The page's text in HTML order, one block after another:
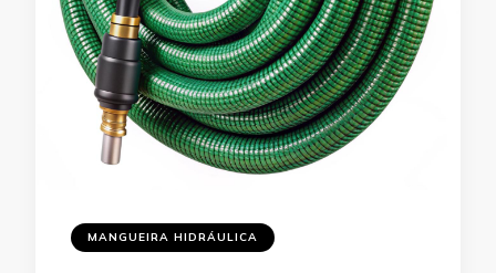
MANGUEIRA HIDRÁULICA